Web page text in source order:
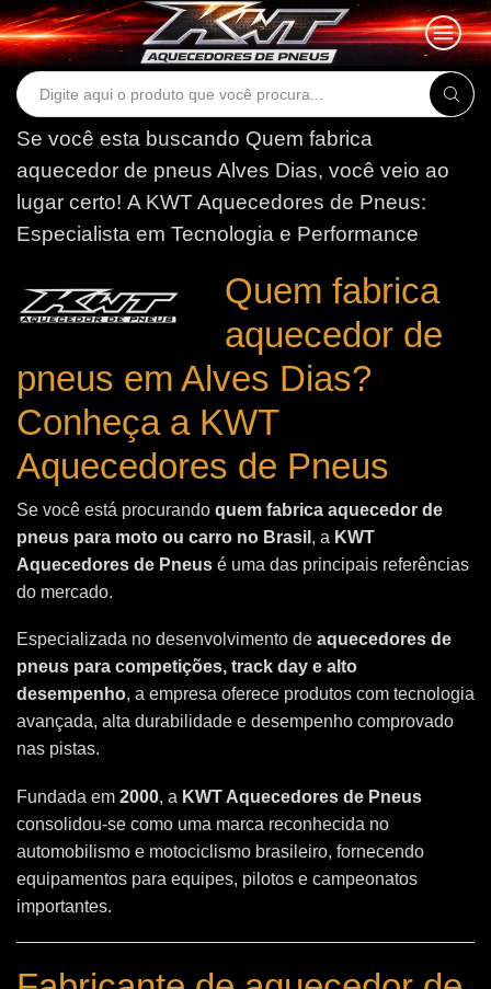
Search
Se você esta buscando Quem fabrica
aquecedor de pneus Alves Dias, você veio ao
lugar certo! A KWT Aquecedores de Pneus:
Especialista em Tecnologia e Performance
Quem fabrica
aquecedor de
pneus em Alves Dias?
Conheça a KWT
Aquecedores de Pneus
Se você está procurando quem fabrica aquecedor de
pneus para moto ou carro no Brasil , a KWT
Aquecedores de Pneus é uma das principais referências
do mercado.
Especializada no desenvolvimento de aquecedores de
pneus para competições, track day e alto
desempenho, a empresa oferece produtos com tecnologia
avançada, alta durabilidade e desempenho comprovado
nas pistas.
Fundada em 2000, a KWT Aquecedores de Pneus
consolidou-se como uma marca reconhecida no
automobilismo e motociclismo brasileiro, fornecendo
equipamentos para equipes, pilotos e campeonatos
importantes.